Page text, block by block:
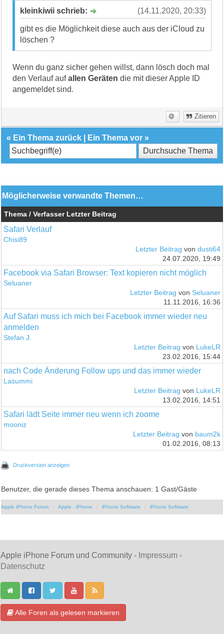
(14.11.2020, 20:33)
kleinkiwii schrieb:
gibt es die Möglichkeit diese auch aus der iCloud zu
löschen ?
Wenn du ganz sicher gehen willst, dann lösch doch mal
den Verlauf aufallen Geräten die mit dieser Apple ID
angemeldet sind.
Zitieren
« Ein Thema zurück Ein Thema vor »
Möglicherweise verwandte Themen…
Thema / Verfasser Letzter Beitrag
Safari Verlauf
Chisi89
Letzter Beitrag von dusti64
24.07.2020, 19:49
Facebook via Safari Browser: Text kopieren nicht möglich
Seluaner
Letzter Beitrag von Seluaner
11.11.2016, 16:36
Auf Safari muss ich mich bei Facebook immer wieder neu
anmelden
Stefan J.
Letzter Beitrag von LukeLR
23.02.2016, 15:44
nach Code Änderung Follow ups und das immer wieder
Lasummi
Letzter Beitrag von LukeLR
13.02.2016, 14:51
Safari lädt Seite immer neu wenn ich zoome
mooniz
Letzter Beitrag von baum2k
01.02.2016, 08:13
Druckversion anzeigen
Benutzer, die gerade dieses Thema anschauen: 1 Gast/Gäste
Apple iPhone Forum Apple - iPhone iPhone Software iPhone Software
Apple iPhone Forum und Community - Impressum -
Datenschutz
Alle Foren als gelesen markieren